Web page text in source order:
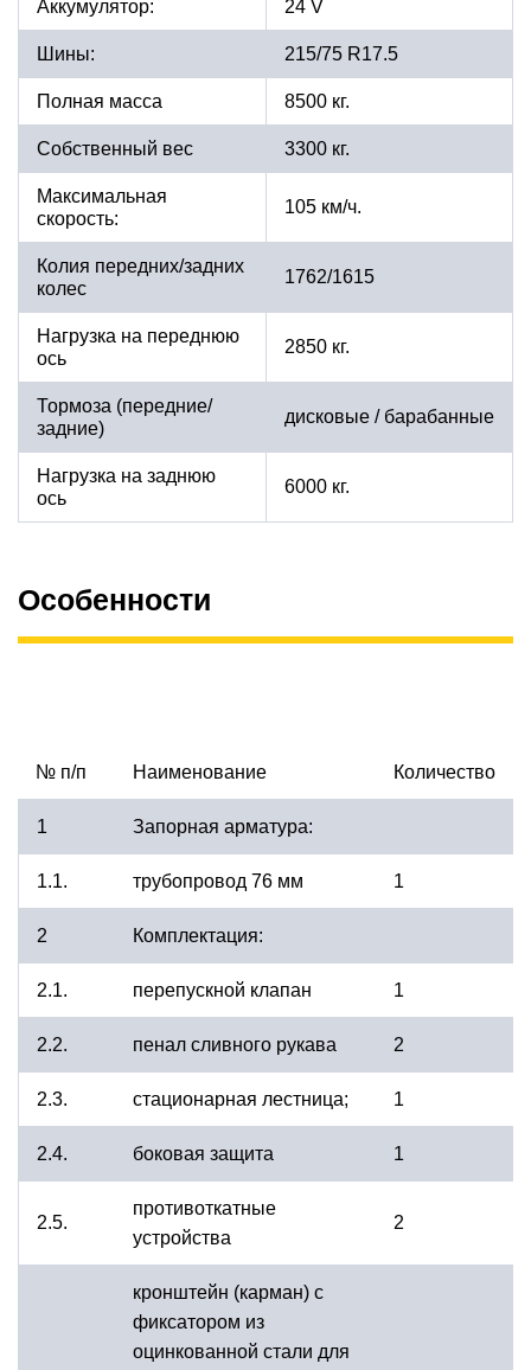
Аккумулятор: 24 V
Шины: 215/75 R17.5
Полная масса 8500 кг.
Собственный вес 3300 кг.
Максимальная
скорость:
105 км/ч.
Колия передних/задних
колес
1762/1615
Нагрузка на переднюю
ось
2850 кг.
Тормоза (передние/
задние)
дисковые / барабанные
Нагрузка на заднюю
ось
6000 кг.
Особенности
№ п/п Наименование Количество
1 Запорная арматура:
1.1. трубопровод 76 мм 1
2 Комплектация:
2.1. перепускной клапан 1
2.2. пенал сливного рукава 2
2.3. стационарная лестница; 1
2.4. боковая защита 1
2.5.
противоткатные
устройства
2
кронштейн (карман) с
фиксатором из
оцинкованной стали для